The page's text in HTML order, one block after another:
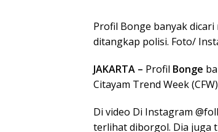
Profil Bonge banyak
ditangkap polisi. Foto/
JAKARTA – Profil Bonge
Citayam Trend Week
Di video Di Instagram
terlihat diborgol. Dia juga